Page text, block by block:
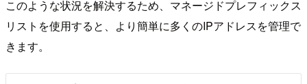
このような状況を解決するため、マネージドプレフィックス
リストを使用すると、より簡単に多くのIPアドレスを管理で
きます。